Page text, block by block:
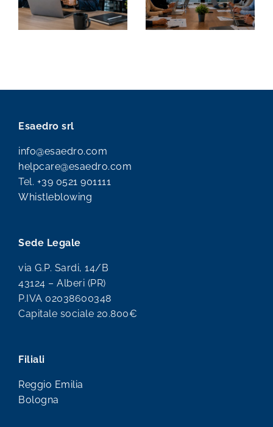
futuro
digitale delle
nuova
energia per il
tuo business
Esaedro srl
info@esaedro.com
helpcare@esaedro.com
Tel. +39 0521 901111
Whistleblowing
Sede Legale
via G.P. Sardi, 14/B
43124 – Alberi (PR)
P.IVA 02038600348
Capitale sociale 20.800€
Filiali
Reggio Emilia
Bologna